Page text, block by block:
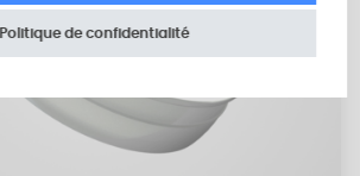
Politique de confidentialité